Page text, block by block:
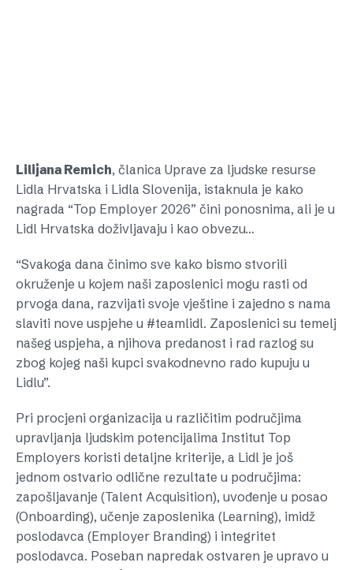
Lilijana Remich, članica Uprave za ljudske resurse
Lidla Hrvatska i Lidla Slovenija, istaknula je kako
nagrada “Top Employer 2026” čini ponosnima, ali je u
Lidl Hrvatska doživljavaju i kao obvezu…
“Svakoga dana činimo sve kako bismo stvorili
okruženje u kojem naši zaposlenici mogu rasti od
prvoga dana, razvijati svoje vještine i zajedno s nama
slaviti nove uspjehe u #teamlidl. Zaposlenici su temelj
našeg uspjeha, a njihova predanost i rad razlog su
zbog kojeg naši kupci svakodnevno rado kupuju u
Lidlu”.
Pri procjeni organizacija u različitim područjima
upravljanja ljudskim potencijalima Institut Top
Employers koristi detaljne kriterije, a Lidl je još
jednom ostvario odlične rezultate u područjima:
zapošljavanje (Talent Acquisition), uvođenje u posao
(Onboarding), učenje zaposlenika (Learning), imidž
poslodavca (Employer Branding) i integritet
poslodavca. Poseban napredak ostvaren je upravo u